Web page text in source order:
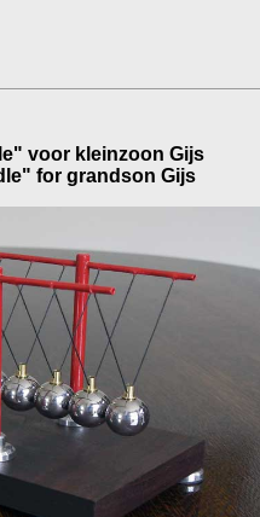
voor kleinzoon Gijs
for grandson Gijs